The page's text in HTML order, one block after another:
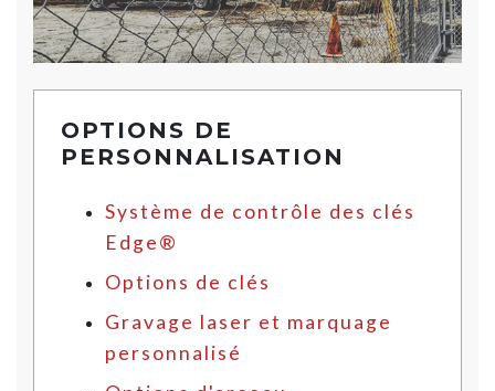
OPTIONS DE
PERSONNALISATION
Système de contrôle des clés
Edge®
Options de clés
Gravage laser et marquage
personnalisé